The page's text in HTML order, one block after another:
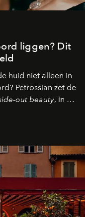
liggen? Dit
huid niet alleen in
Petrossian zet de
out beauty, in de